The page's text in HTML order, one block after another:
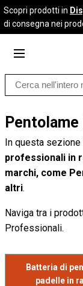
Skip to
content
Scopri prodotti in
di consegna nei
Search
products
Pentolame
In questa
professionali in
marchi, come
altri.
Naviga tra i
Professionali.
Batteria di
padelle in
Go to
filters